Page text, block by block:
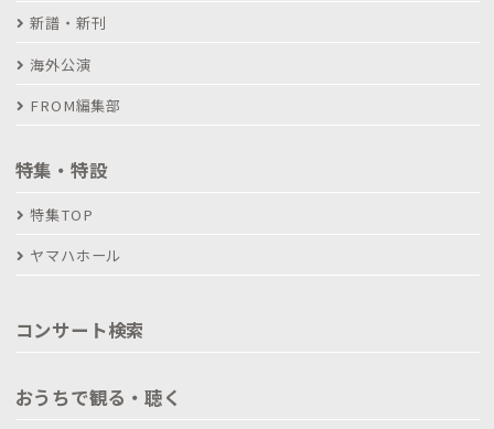
新譜・新刊
海外公演
FROM編集部
特集・特設
特集TOP
ヤマハホール
コンサート検索
おうちで観る・聴く